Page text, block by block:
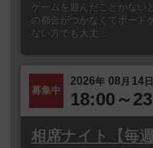
ゲームを遊んだことがない
の都合がつかなくてボード
ない方でも大丈...
募集中
2026年 08 月 14日
18:00～
相席ナイト【毎